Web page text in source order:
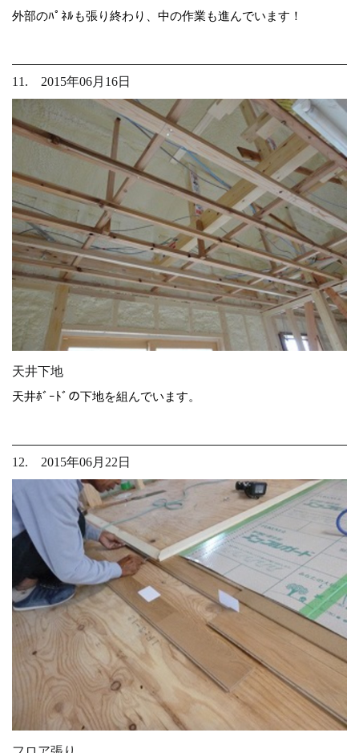
外部のﾊﾟﾈﾙも張り終わり、中の作業も進んでいます！
11. 2015年06月16日
天井下地
天井ﾎﾞｰﾄﾞの下地を組んでいます。
12. 2015年06月22日